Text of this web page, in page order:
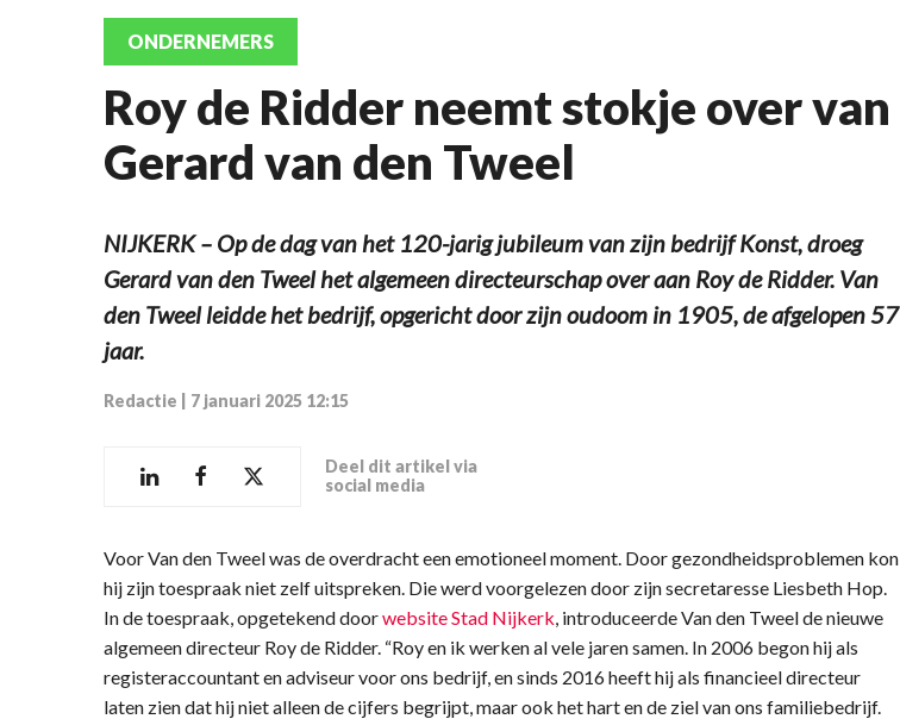
ONDERNEMERS
Roy de Ridder neemt stokje over van
Gerard van den Tweel
NIJKERK – Op de dag van het 120-jarig jubileum van zijn bedrijf Konst, droeg
Gerard van den Tweel het algemeen directeurschap over aan Roy de Ridder. Van
den Tweel leidde het bedrijf, opgericht door zijn oudoom in 1905, de afgelopen 57
jaar.
Redactie 7 januari 2025 12:15
Deel dit artikel via
social media
Voor Van den Tweel was de overdracht een emotioneel moment. Door gezondheidsproblemen kon
hij zijn toespraak niet zelf uitspreken. Die werd voorgelezen door zijn secretaresse Liesbeth Hop.
In de toespraak, opgetekend doorwebsite Stad Nijkerk, introduceerde Van den Tweel de nieuwe
algemeen directeur Roy de Ridder. “Roy en ik werken al vele jaren samen. In 2006 begon hij als
registeraccountant en adviseur voor ons bedrijf, en sinds 2016 heeft hij als financieel directeur
laten zien dat hij niet alleen de cijfers begrijpt, maar ook het hart en de ziel van ons familiebedrijf.